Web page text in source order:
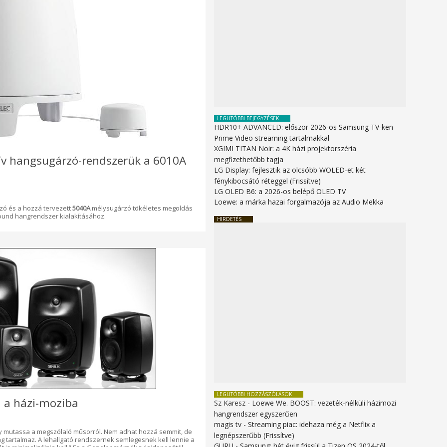
hangsugárzó-rendszerük a 6010A
és a hozzá tervezett5040Amélysugárzó tökéletes megoldás
hangrendszer kialakításához.
házi-moziba
a megszólaló műsorról. Nem adhat hozzá semmit, de
tartalmaz. A lehallgató rendszernek semlegesnek kell lennie a
LEGUTÓBBI BEJEGYZÉSEK
HDR10+ ADVANCED: először 2026-os Samsung TV-ken
Prime Video streaming tartalmakkal
XGIMI TITAN Noir: a 4K házi projektorszéria
megfizethetőbb tagja
LG Display: fejlesztik az olcsóbb WOLED-et két
fénykibocsátó réteggel (Frissítve)
LG OLED B6: a 2026-os belépő OLED TV
Loewe: a márka hazai forgalmazója az Audio Mekka
HIRDETÉS
LEGUTÓBBI HOZZÁSZÓLÁSOK
Sz Karesz - Loewe We. BOOST: vezeték-nélküli házimozi
hangrendszer egyszerűen
magis tv -Streaming piac: idehaza még a Netflix a
legnépszerűbb (Frissítve)